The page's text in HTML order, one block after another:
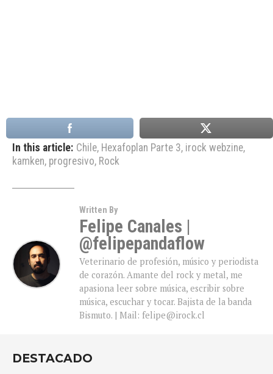
In this article: Chile, Hexafoplan Parte 3, irock webzine,
kamken, progresivo, Rock
Written By
Felipe Canales |
@felipepandaflow
Veterinario de profesión, músico y periodista
de corazón. Amante del rock y metal, me
apasiona leer sobre música, escribir sobre
música, escuchar y tocar. Bajista de la banda
Bismuto. | Mail: felipe@irock.cl
DESTACADO